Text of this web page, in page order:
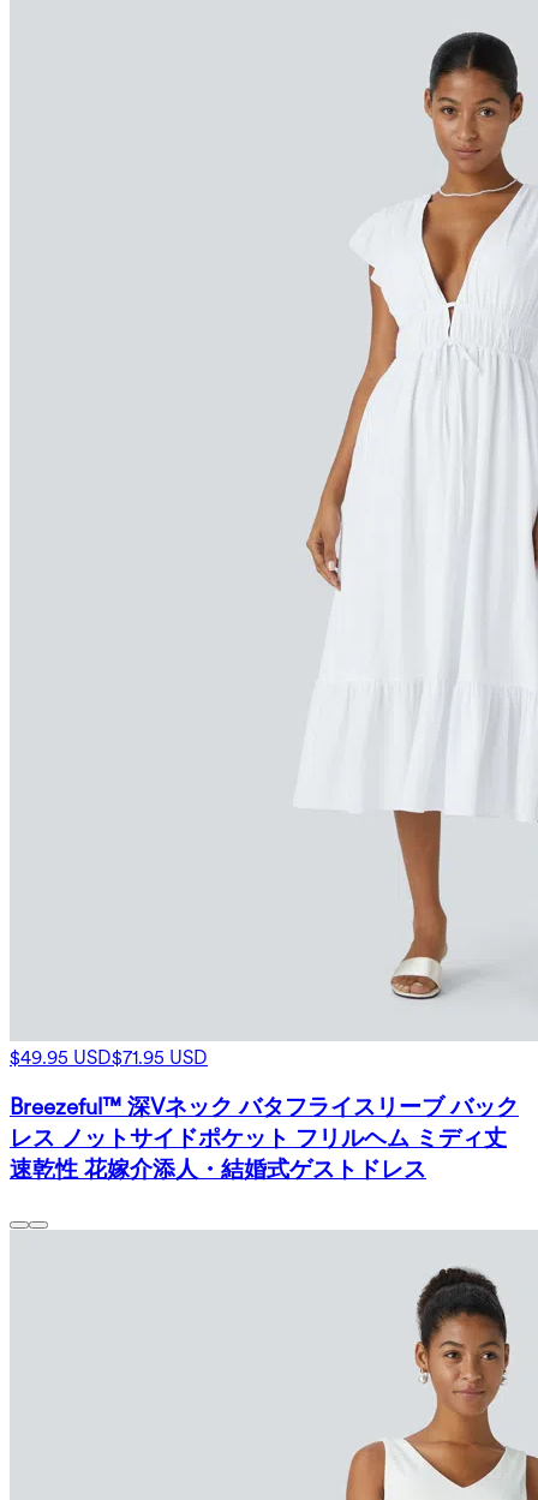
$49.95 USD$71.95 USD
Breezeful™ 深Vネック バタフライスリーブ バック
レス ノットサイドポケット フリルヘム ミディ丈
速乾性 花嫁介添人・結婚式ゲストドレス